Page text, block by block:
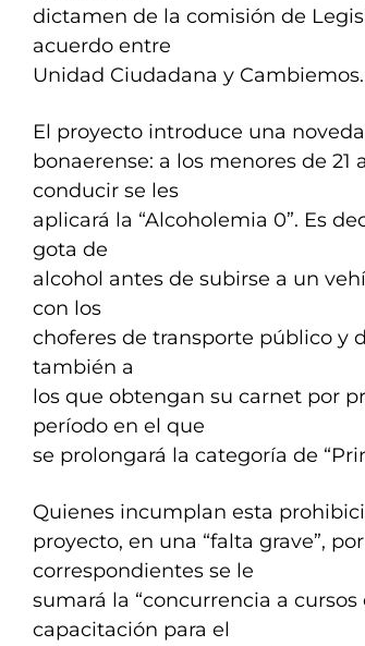
dictamen de la comisión de
acuerdo entre
Unidad Ciudadana y Cambiemos.
El proyecto introduce una
bonaerense: a los menores de
conducir se les
aplicará la “Alcoholemia 0”. Es
gota de
alcohol antes de subirse a un
con los
choferes de transporte público y
también a
los que obtengan su carnet por
período en el que
se prolongará la categoría de
Quienes incumplan esta
proyecto, en una “falta grave”,
correspondientes se le
sumará la “concurrencia a
capacitación para el